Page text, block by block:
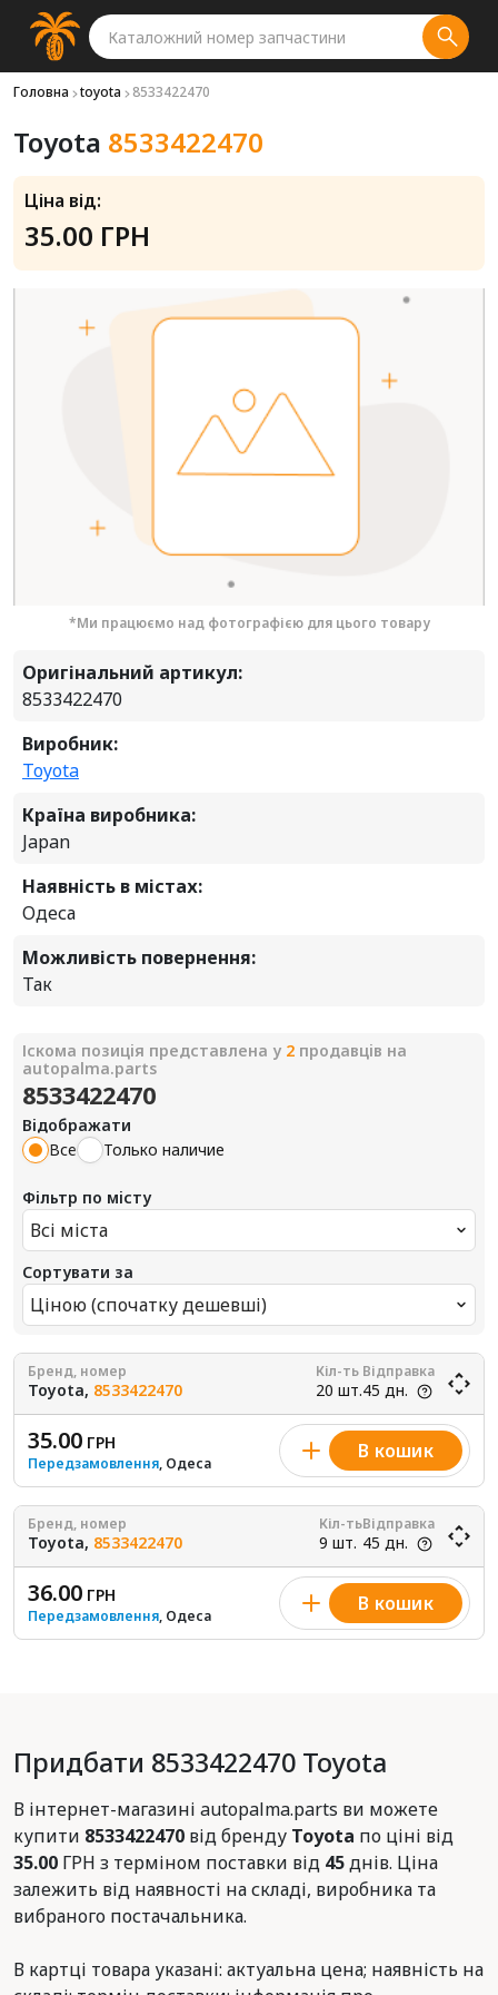
Головна toyota 8533422470
Toyota 8533422470
Ціна від:
35.00 ГРН
*Ми працюємо над фотографією для цього товару
Оригінальний артикул:
8533422470
Виробник:
Toyota
Країна виробника:
Japan
Наявність в містах:
Одеса
Можливість повернення:
Так
Іскома позиція представлена у 2 продавців на
autopalma.parts
8533422470
Відображати
Все
Только наличие
Фільтр по місту
Всі міста
Сортувати за
Ціною (спочатку дешевші)
Бренд, номер
Toyota, 8533422470
Кіл-ть
20 шт.
Відправка
45 дн.
35.00 ГРН
Передзамовлення, Одеса
В кошик
Бренд, номер
Toyota, 8533422470
Кіл-ть
9 шт.
Відправка
45 дн.
36.00 ГРН
Передзамовлення, Одеса
В кошик
Придбати 8533422470 Toyota
В інтернет-магазині autopalma.parts ви можете
купити 8533422470 від бренду Toyota по ціні від
35.00 ГРН з терміном поставки від 45днів. Ціна
залежить від наявності на складі, виробника та
вибраного постачальника.
В картці товара указані: актуальна цена; наявність на